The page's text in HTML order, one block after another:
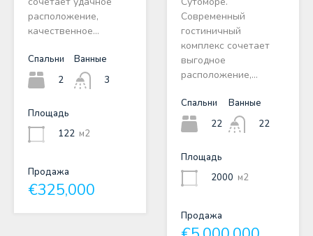
расположение,
качественное…
Спальни
2
Ванные
3
Площадь
122 м2
Продажа
€325,000
Современный
гостиничный
комплекс сочетает
выгодное
расположение,…
Спальни
22
Ванные
22
Площадь
2000 м2
Продажа